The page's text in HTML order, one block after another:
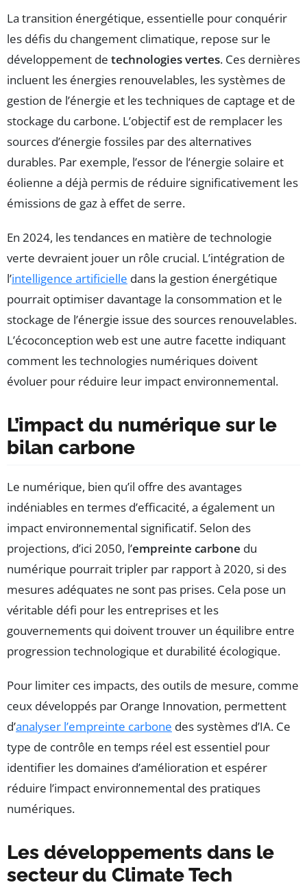
La transition énergétique, essentielle pour conquérir
les défis du changement climatique, repose sur le
développement de technologies vertes. Ces dernières
incluent les énergies renouvelables, les systèmes de
gestion de l’énergie et les techniques de captage et de
stockage du carbone. L’objectif est de remplacer les
sources d’énergie fossiles par des alternatives
durables. Par exemple, l’essor de l’énergie solaire et
éolienne a déjà permis de réduire significativement les
émissions de gaz à effet de serre.
En 2024, les tendances en matière de technologie
verte devraient jouer un rôle crucial. L’intégration de
l’intelligence artificielle dans la gestion énergétique
pourrait optimiser davantage la consommation et le
stockage de l’énergie issue des sources renouvelables.
L’écoconception web est une autre facette indiquant
comment les technologies numériques doivent
évoluer pour réduire leur impact environnemental.
L’impact du numérique sur le
bilan carbone
Le numérique, bien qu’il offre des avantages
indéniables en termes d’efficacité, a également un
impact environnemental significatif. Selon des
projections, d’ici 2050, l’empreinte carbone du
numérique pourrait tripler par rapport à 2020, si des
mesures adéquates ne sont pas prises. Cela pose un
véritable défi pour les entreprises et les
gouvernements qui doivent trouver un équilibre entre
progression technologique et durabilité écologique.
Pour limiter ces impacts, des outils de mesure, comme
ceux développés par Orange Innovation, permettent
d’analyser l’empreinte carbone des systèmes d’IA. Ce
type de contrôle en temps réel est essentiel pour
identifier les domaines d’amélioration et espérer
réduire l’impact environnemental des pratiques
numériques.
Les développements dans le
secteur du Climate Tech